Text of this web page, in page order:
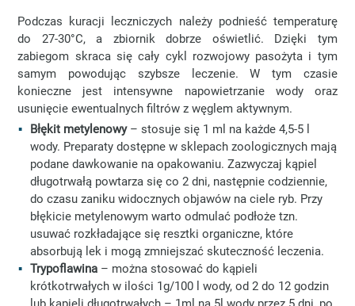
Podczas kuracji leczniczych należy podnieść temperaturę
do 27-30°C, a zbiornik dobrze oświetlić. Dzięki tym
zabiegom skraca się cały cykl rozwojowy pasożyta i tym
samym powodując szybsze leczenie. W tym czasie
konieczne jest intensywne napowietrzanie wody oraz
usunięcie ewentualnych filtrów z węglem aktywnym.
Błękit metylenowy– stosuje się 1 ml na każde 4,5-5 l
wody. Preparaty dostępne w sklepach zoologicznych mają
podane dawkowanie na opakowaniu. Zazwyczaj kąpiel
długotrwałą powtarza się co 2 dni, następnie codziennie,
do czasu zaniku widocznych objawów na ciele ryb. Przy
błękicie metylenowym warto odmulać podłoże tzn.
usuwać rozkładające się resztki organiczne, które
absorbują lek i mogą zmniejszać skuteczność leczenia.
Trypoflawina– można stosować do kąpieli
krótkotrwałych w ilości 1g/100 l wody, od 2 do 12 godzin